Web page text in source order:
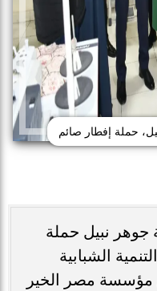
حملة إفطار صائم
جوهر نبيل حملة
الشبابية
مؤسسة مصر الخير